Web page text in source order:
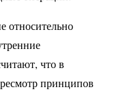
относительно
что в
принципов